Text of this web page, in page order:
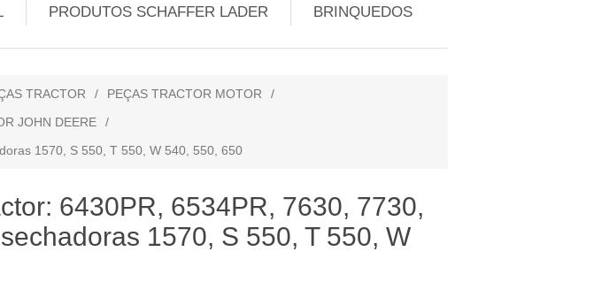
PRODUTOS SCHAFFER LADER BRINQUEDOS
TRACTOR / PEÇAS TRACTOR MOTOR
/
JOHN DEERE
/
1570, S 550, T 550, W 540, 550, 650
6430PR, 6534PR, 7630, 7730,
1570, S 550, T 550, W